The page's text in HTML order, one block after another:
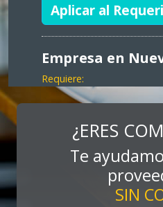
Aplicar al
Empresa en
Requiere:
MARKETING
Especificaciones:
Consultoría,
expos, activaciones
Aplicar al
¿ERES
Te
SIN